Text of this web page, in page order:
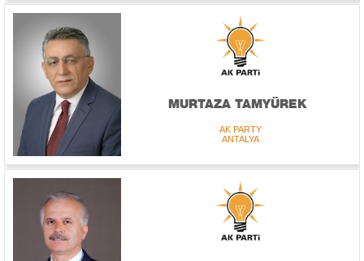
MURTAZA TAMYÜREK
AK PARTY
ANTALYA